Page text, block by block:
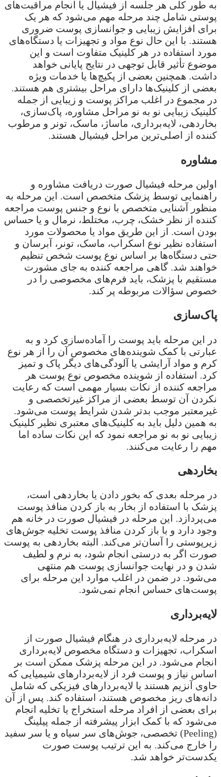
به طور کلی هر جلسه از فیشیال یا انجام مراقبت‌های
پوستی شامل چند مرحله مهم می‌شود که هر یک
برای افزایش زیبایی و جوانسازی پوست ضروری
هستند. با این حال نوع مواد و تجهیزات یا دستگاه‌های
مورد استفاده در هر کلینیک متفاوت است و این
موضوع تأثیر قابل توجهی در نتایج پایانی خواهد
داشت. همچنین بعضی از پکیچ‌ها یا خدمات ویژه
بعضی از کلینیک‌ها دارای مراحل بیشتری هم هستند.
در مجموع در اغلب مراکز پوست و زیبایی از جمله
کلینیک زیبایی نو به نو مراحل مشاوره، پاک‌سازی،
بخاردهی، لایه‌برداری، ماساژ، ماسک، تونر و مرطوب
کننده از اصلی‌ترین مراحل فیشیال هستند.
مشاوره
اولین مرحله فیشیال صورت دریافت مشاوره و
راهنمایی توسط پزشک متخصص است. این مرحله به
منظور آشنایی متخصص با نوع و جنس پوست مراجعه
کننده از نظر خشک، چرب، مختلط، نرمال و یا حساس
بودن است. از این طریق مواد یا محصولات مورد
استفاده نظیر نوع اسکراب، ماسک، تونر، آبرسان و
حتی دستگاه‌ها بر اساس نوع پوست شخص تنظیم
خواهند شد. گاهی مراجعه کننده به جای مشورت
مستقیم با پزشک، باید فرم‌های مخصوصی را در
خصوص سؤالات مربوطه پر کند.
پاک‌سازی
در این مرحله باید پوست را آماده‌سازی کرد و به
عبارتی با کمک شوینده‌های مخصوص آن را از هر نوع
کرم و مواد آرایشی یا آلودگی‌های دیگر پاک و تمیز
کرد. استفاده از شوینده مخصوص نوع پوست هر
مراجعه کننده از نکات بسیار مهمی است که رعایت
نکردن آن توسط بعضی از مراکز غیرتخصصی و
غیرمعتبر موجب بدتر شدن شرایط پوست می‌شود.
به همین دلیل باید به کلینیک‌های معتبری نظیر کلینیک
زیبایی نو به نو مراجعه نمود که این نکات ساده اما
مهم را رعایت می‌کنند.
بخاردهی
در مرحله بعدی که بخور دادن یا بخاردهی است،
پزشک با استفاده از بخار به باز کردن منافذ پوست
می‌پردازد. این مرحله در فیشیال صورت در خانه هم
وجود دارد و با باز کردن منافذ پوست تخلیه جوش‌های
زیرپوستی را آسان‌تر می‌کند. البته بخاردهی به پوست
صورت اگر به درستی انجام شود، به نرم و لطیف
شدن و در نهایت جوانسازی پوست هم منتهی
می‌شود. در ضمن در اغلب موارد این مرحله برای
پوست‌های حساس انجام نمی‌شود.
لایه‌برداری
در مرحله لایه‌برداری در هنگام فیشیال صورت از
اسکراب، تجهیزات و دستگاه مخصوص لایه‌برداری
انجام می‌شود. در این مرحله پزشک ممکن است بر
اساس نیاز و پوست فرد از لایه‌بردارهای شیمیایی که
حاوی آنزیم هستند یا لایه‌بردارهای فیزیکی که شامل
دانه‌های ریز مخصوص هستند، استفاده کند. پس از آن
برای بعضی از افراد مرحله استخراج یا تخلیه انجام
می‌شود که با کمک ابزار پیشرفته از جمله پیلینگ
(Peeling) تخصصی، جوش‌های سر سیاه و یا سر سفید
را خارج می‌کند. به این ترتیب پوست صورت
یکدست‌تر خواهد شد.